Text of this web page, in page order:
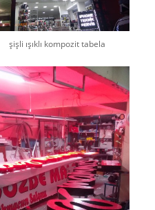
şişli ışıklı kompozit tabela